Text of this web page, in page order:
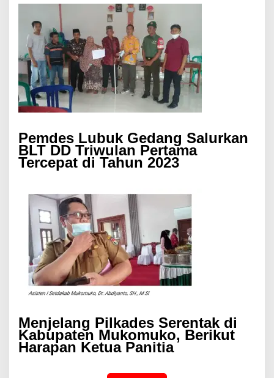
Pemdes Lubuk Gedang Salurkan
BLT DD Triwulan Pertama
Tercepat di Tahun 2023
Menjelang Pilkades Serentak di
Kabupaten Mukomuko, Berikut
Harapan Ketua Panitia